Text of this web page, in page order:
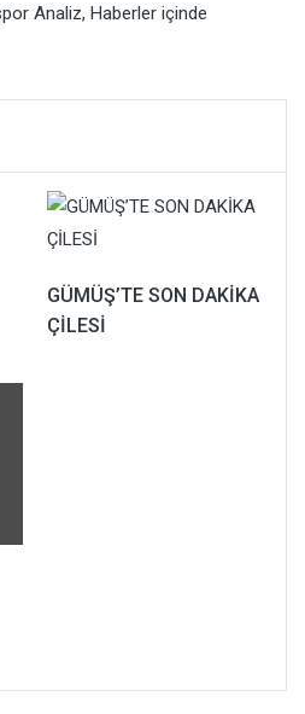
Analiz, Haberler içinde
GÜMÜŞ’TE SON DAKİKA
ÇİLESİ